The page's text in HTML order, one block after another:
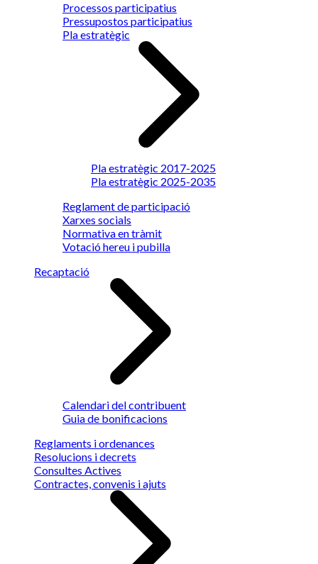
Processos participatius
Pressupostos participatius
Pla estratègic
Pla estratègic 2017-2025
Pla estratègic 2025-2035
Reglament de participació
Xarxes socials
Normativa en tràmit
Votació hereu i pubilla
Recaptació
Calendari del contribuent
Guia de bonificacions
Reglaments i ordenances
Resolucions i decrets
Consultes Actives
Contractes, convenis i ajuts